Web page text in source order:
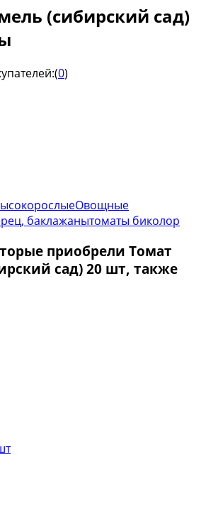
(сибирский сад)
(0)
Овощные
баклажанытоматы биколор
приобрели Томат
сад) 20 шт, также